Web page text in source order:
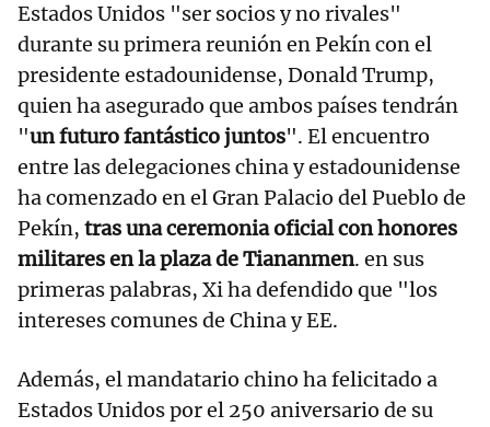
Estados Unidos "ser socios y no rivales"
durante su primera reunión en Pekín con el
presidente estadounidense, Donald Trump,
quien ha asegurado que ambos países tendrán
"un futuro fantástico juntos". El encuentro
entre las delegaciones china y estadounidense
ha comenzado en el Gran Palacio del Pueblo de
Pekín, tras una ceremonia oficial con honores
militares en la plaza de Tiananmen. en sus
primeras palabras, Xi ha defendido que "los
intereses comunes de China y EE.
Además, el mandatario chino ha felicitado a
Estados Unidos por el 250 aniversario de su